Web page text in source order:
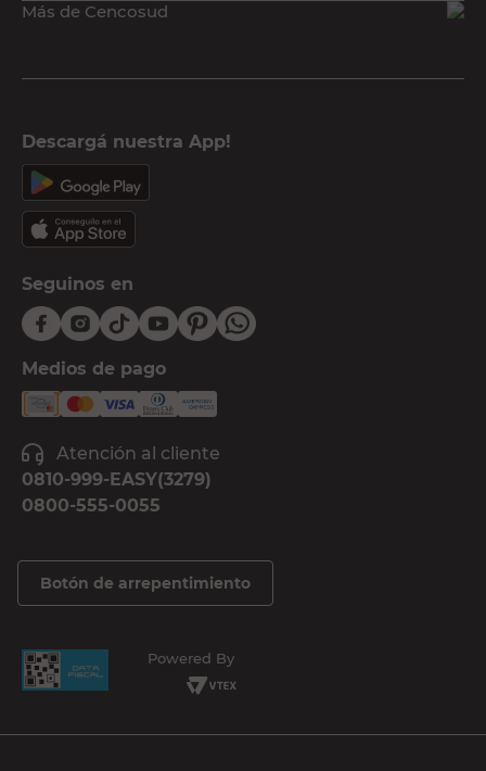
Más de Cencosud
Descargá nuestra App!
Seguinos en
Medios de pago
Atención al cliente
0810-999-EASY(3279)
0800-555-0055
Botón de arrepentimiento
Powered By